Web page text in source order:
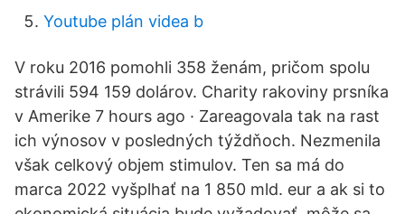
Youtube plán videa b
V roku 2016 pomohli 358 ženám, pričom spolu
strávili 594 159 dolárov. Charity rakoviny prsníka
v Amerike 7 hours ago · Zareagovala tak na rast
ich výnosov v posledných týždňoch. Nezmenila
však celkový objem stimulov. Ten sa má do
marca 2022 vyšplhať na 1 850 mld. eur a ak si to